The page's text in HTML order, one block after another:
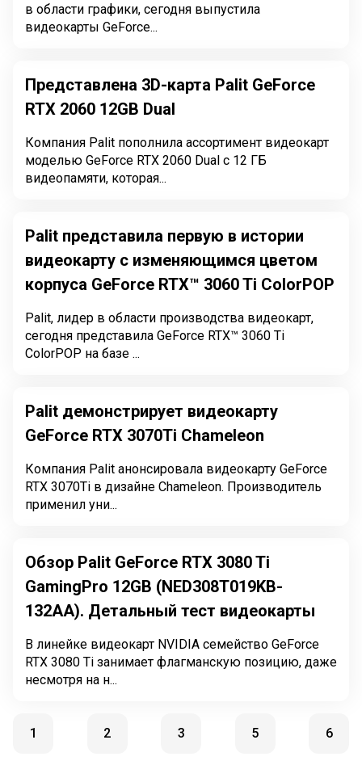
в области графики, сегодня выпустила
видеокарты GeForce...
Представлена 3D-карта Palit GeForce
RTX 2060 12GB Dual
Компания Palit пополнила ассортимент видеокарт
моделью GeForce RTX 2060 Dual с 12 ГБ
видеопамяти, которая...
Palit представила первую в истории
видеокарту с изменяющимся цветом
корпуса GeForce RTX™ 3060 Ti ColorPOP
Palit, лидер в области производства видеокарт,
сегодня представила GeForce RTX™ 3060 Ti
ColorPOP на базе ...
Palit демонстрирует видеокарту
GeForce RTX 3070Ti Chameleon
Компания Palit анонсировала видеокарту GeForce
RTX 3070Ti в дизайне Chameleon. Производитель
применил уни...
Обзор Palit GeForce RTX 3080 Ti
GamingPro 12GB (NED308T019KB-
132AA). Детальный тест видеокарты
В линейке видеокарт NVIDIA семейство GeForce
RTX 3080 Ti занимает флагманскую позицию, даже
несмотря на н...
1 2 3 5 6